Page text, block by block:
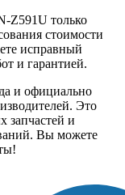
Z591U только
стоимости
исправный
и гарантией.
и официально
Это
запчастей и
Вы можете